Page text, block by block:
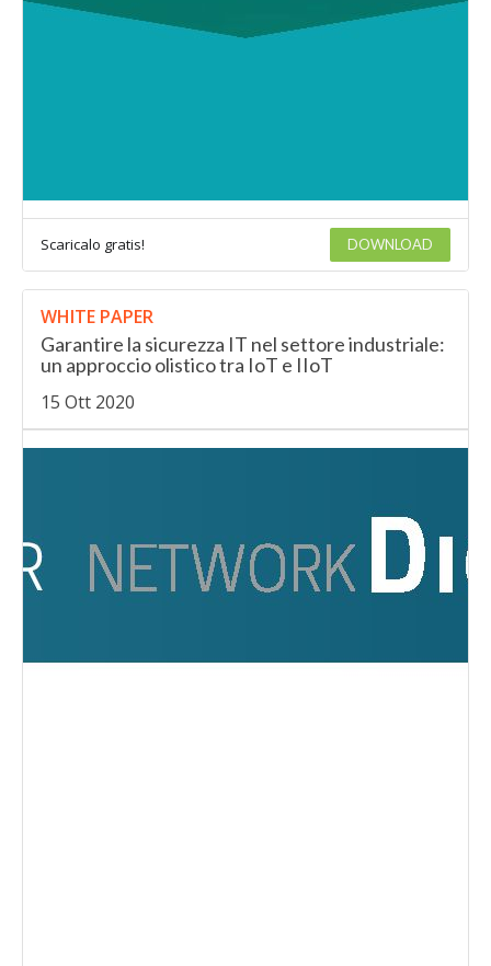
Scaricalo gratis! DOWNLOAD
WHITE PAPER
Garantire la sicurezza IT nel settore industriale:
un approccio olistico tra IoT e IIoT
15 Ott 2020